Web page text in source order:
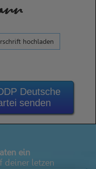
hochladen
Deutsche
senden
ein
deiner letzen